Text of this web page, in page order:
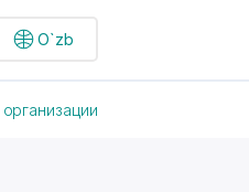
O`zb
организации